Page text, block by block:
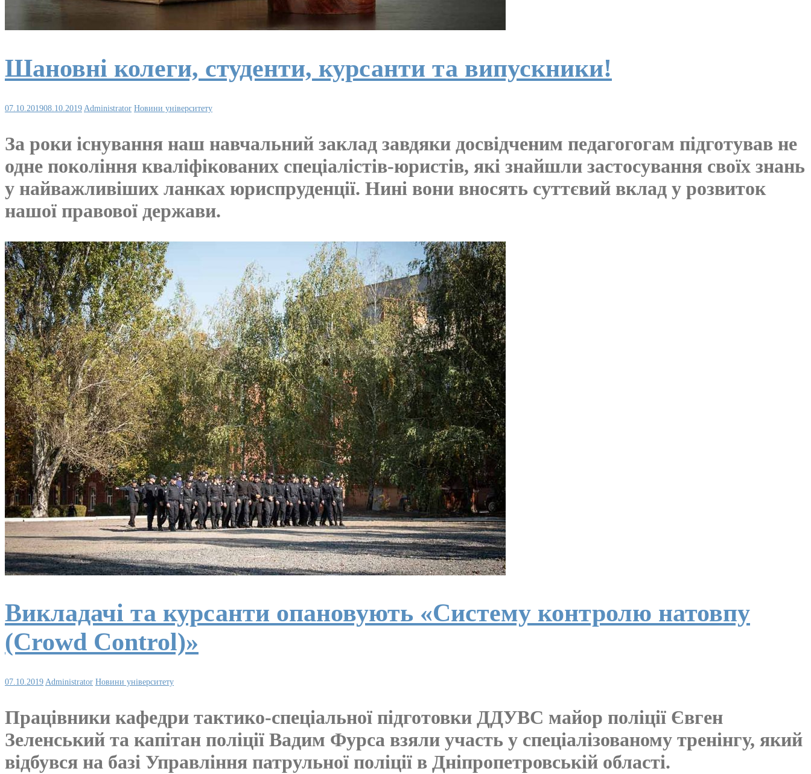
Шановні колеги, студенти, курсанти та випускники!
07.10.201908.10.2019 Administrator Новини університету
За роки існування наш навчальний заклад завдяки досвідченим педагогогам підготував не
одне покоління кваліфікованих спеціалістів-юристів, які знайшли застосування своїх знань
у найважливіших ланках юриспруденції. Нині вони вносять суттєвий вклад у розвиток
нашої правової держави.
Викладачі та курсанти опановують «Систему контролю натовпу
(Crowd Control)»
07.10.2019 Administrator Новини університету
Працівники кафедри тактико-спеціальної підготовки ДДУВС майор поліції Євген
Зеленський та капітан поліції Вадим Фурса взяли участь у спеціалізованому тренінгу, який
відбувся на базі Управління патрульної поліції в Дніпропетровській області.